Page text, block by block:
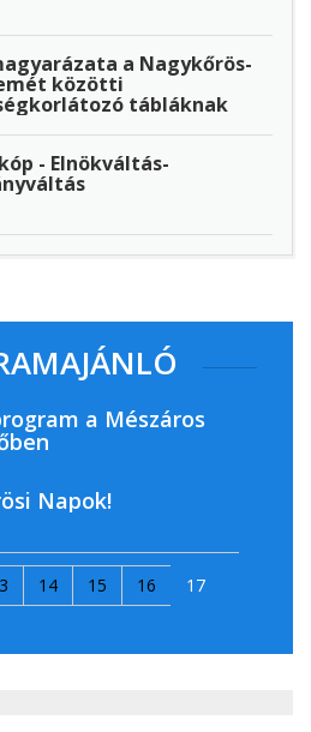
a Nagykőrös-
közötti
tábláknak
- Elnökváltás-
a Mészáros
Napok!
14 15 16 17